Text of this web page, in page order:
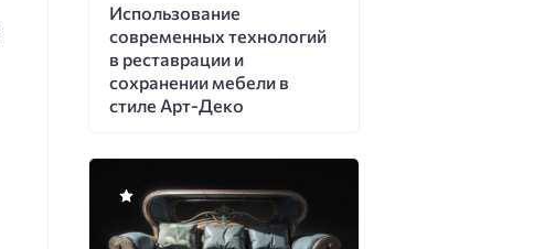
Использование
современных технологий
в реставрации и
сохранении мебели в
стиле Арт-Деко